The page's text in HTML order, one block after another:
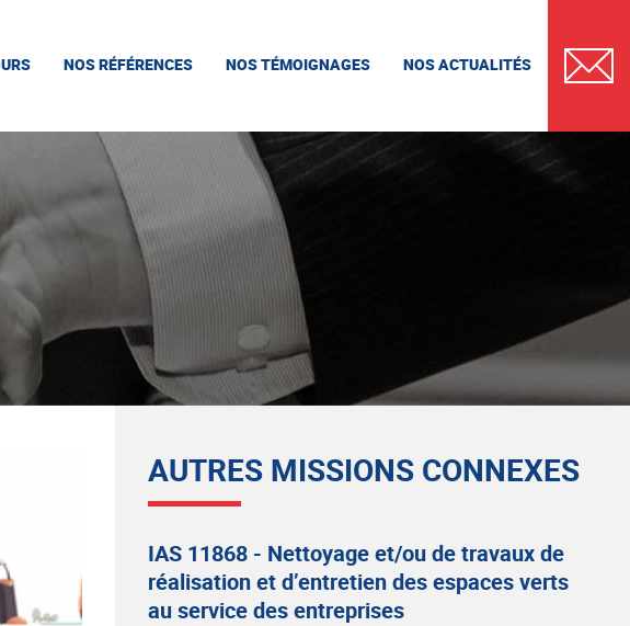
NOS RÉFÉRENCES NOS TÉMOIGNAGES NOS ACTUALITÉS
AUTRES MISSIONS CONNEXES
IAS 11868 - Nettoyage et/ou de travaux de
réalisation et d’entretien des espaces verts
au service des entreprises